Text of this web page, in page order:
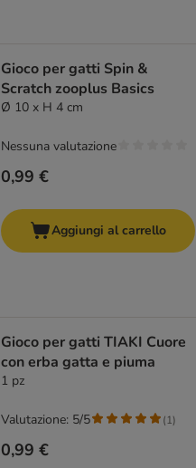
Gioco per gatti Spin &
Scratch zooplus Basics
Ø 10 x H 4 cm
0,99 €
Nessuna valutazione
Aggiungi al carrello
Gioco per gatti TIAKI Cuore
con erba gatta e piuma
1 pz
0,99 €
Valutazione: 5/5 (1)